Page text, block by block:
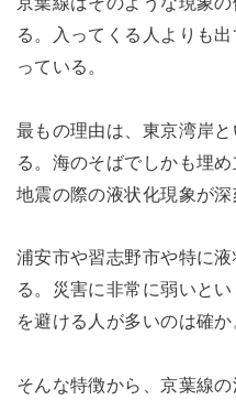
る。入ってくる人よりも
っている。
最もの理由は、東京湾岸
る。海のそばでしかも埋
地震の際の液状化現象が深
浦安市や習志野市や特に
る。災害に非常に弱いと
を避ける人が多いのは確か
そんな特徴から、京葉線